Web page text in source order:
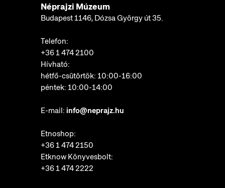
Néprajzi Múzeum
Budapest 1146, Dózsa György út 35.
Telefon:
+36 1 474 2100
Hívható:
hétfő-csütörtök: 10:00-16:00
péntek: 10:00-14:00
E-mail: info@neprajz.hu
Etnoshop:
+36 1 474 2150
Etknow Könyvesbolt:
+36 1 474 2222